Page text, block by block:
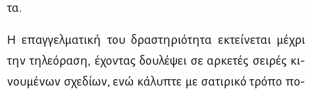
τα.
Η επαγ­γελ­μα­τι­κή του δρα­στη­ριό­τη­τα εκτεί­νε­ται μέ­χρι
την τη­λε­ό­ρα­ση, έχο­ντας δου­λέ­ψει σε αρ­κε­τές σει­ρές κι­
νου­μέ­νων σχε­δί­ων, ενώ κά­λυ­πτε με σα­τι­ρι­κό τρό­πο πο­